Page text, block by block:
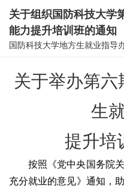
关于组织国防科技大学
能力提升培训班的通知
国防科技大学地方生就业指导
关于举办第六
生
提升培
按照 《党中央国务院
充分就业的意见》 通知 ，